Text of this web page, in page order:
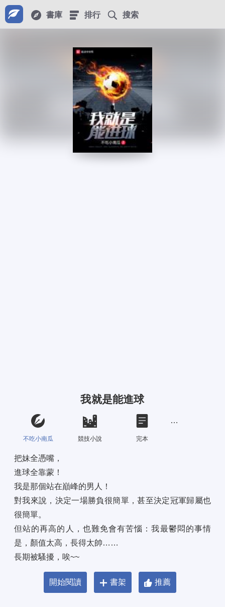
書庫 排行 搜索
我就是能進球
不吃小南瓜 競技小說 完本
把妹全憑嘴，
進球全靠蒙！
我是那個站在巔峰的男人！
對我來說，決定一場勝負很簡單，甚至決定冠軍歸屬也
很簡單。
但站的再高的人，也難免會有苦惱：我最鬱悶的事情
是，顏值太高，長得太帥……
長期被騷擾，唉~~
開始閱讀 書架 推薦